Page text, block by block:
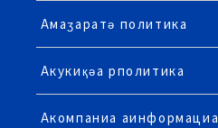
Амаӡаратә политика
Акукиқәа рполитика
Акомпаниа аинформациа